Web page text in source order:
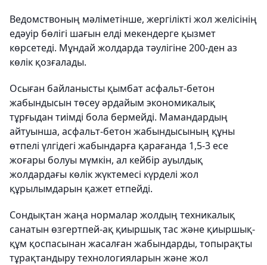
Ведомствоның мәліметінше, жергілікті жол желісінің
едәуір бөлігі шағын елді мекендерге қызмет
көрсетеді. Мұндай жолдарда тәулігіне 200-ден аз
көлік қозғалады.
Осыған байланысты қымбат асфальт-бетон
жабындысын төсеу әрдайым экономикалық
тұрғыдан тиімді бола бермейді. Мамандардың
айтуынша, асфальт-бетон жабындысының құны
өтпелі үлгідегі жабындарға қарағанда 1,5-3 есе
жоғары болуы мүмкін, ал кейбір ауылдық
жолдардағы көлік жүктемесі күрделі жол
құрылымдарын қажет етпейді.
Сондықтан жаңа нормалар жолдың техникалық
санатын өзгертпей-ақ қиыршық тас және қиыршық-
құм қоспасынан жасалған жабындарды, топырақты
тұрақтандыру технологияларын және жол